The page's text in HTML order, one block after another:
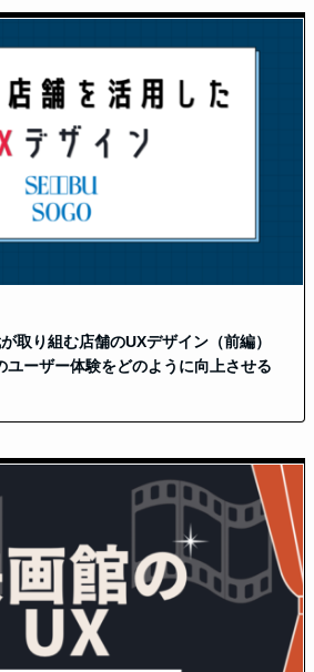
取り組む店舗のUXデザイン（前編）
ユーザー体験をどのように向上させる